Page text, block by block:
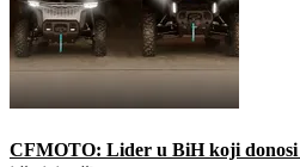
CFMOTO: Lider u BiH koji donosi